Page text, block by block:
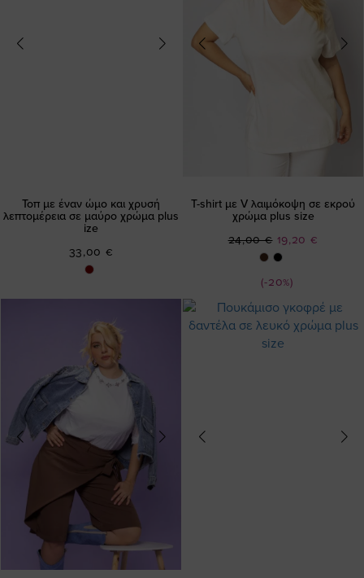
Τοπ με έναν ώμο και χρυσή
λεπτομέρεια σε μαύρο χρώμα plus
ize
33,00 €
T-shirt με V λαιμόκοψη σε εκρού
χρώμα plus size
(-20%)
Ειδική
Τιμή
19,20 €
24,00 €